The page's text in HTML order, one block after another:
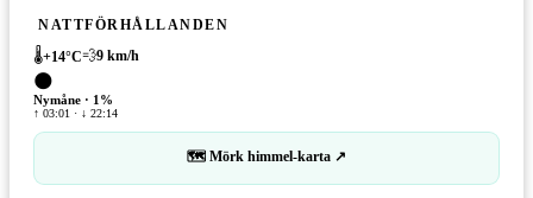
NATTFÖRHÅLLANDEN
🌡️+14°C💨9 km/h
🌑
Nymåne · 1 %
↑ 03:01 · ↓ 22:14
🗺 Mörk himmel-karta ↗